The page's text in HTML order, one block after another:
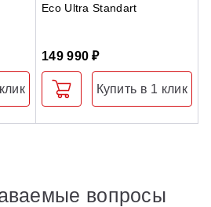
Eco Ultra Standart
149 990 ₽
Купить в 1 клик
вопросы